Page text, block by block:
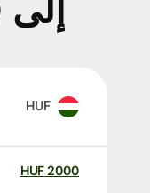
إلى BSD اليوم
HUF
2000
HUF